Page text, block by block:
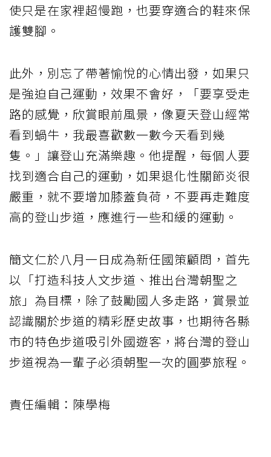
使只是在家裡超慢跑，也要穿適合的鞋來保
護雙腳。
此外，別忘了帶著愉悅的心情出發，如果只
是強迫自己運動，效果不會好，「要享受走
路的感覺，欣賞眼前風景，像夏天登山經常
看到蝸牛，我最喜歡數一數今天看到幾
隻。」讓登山充滿樂趣。他提醒，每個人要
找到適合自己的運動，如果退化性關節炎很
嚴重，就不要增加膝蓋負荷，不要再走難度
高的登山步道，應進行一些和緩的運動。
簡文仁於八月一日成為新任國策顧問，首先
以「打造科技人文步道、推出台灣朝聖之
旅」為目標，除了鼓勵國人多走路，賞景並
認識關於步道的精彩歷史故事，也期待各縣
市的特色步道吸引外國遊客，將台灣的登山
步道視為一輩子必須朝聖一次的圓夢旅程。
責任編輯：陳學梅